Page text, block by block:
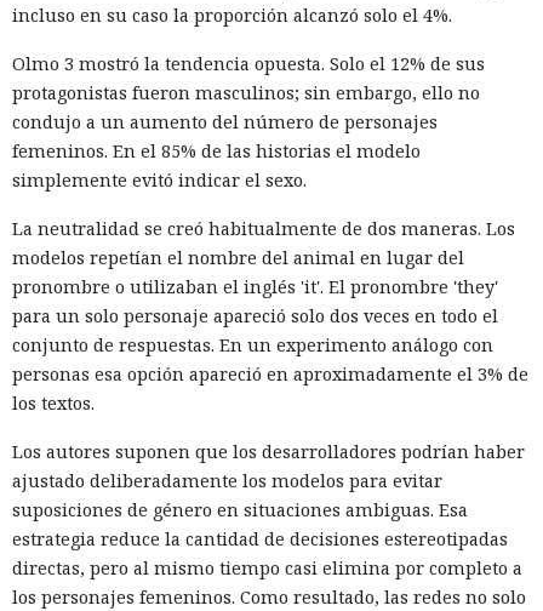
incluso en su caso la proporción alcanzó solo el 4%.
Olmo 3 mostró la tendencia opuesta. Solo el 12% de sus
protagonistas fueron masculinos; sin embargo, ello no
condujo a un aumento del número de personajes
femeninos. En el 85% de las historias el modelo
simplemente evitó indicar el sexo.
La neutralidad se creó habitualmente de dos maneras. Los
modelos repetían el nombre del animal en lugar del
pronombre o utilizaban el inglés 'it'. El pronombre 'they'
para un solo personaje apareció solo dos veces en todo el
conjunto de respuestas. En un experimento análogo con
personas esa opción apareció en aproximadamente el 3% de
los textos.
Los autores suponen que los desarrolladores podrían haber
ajustado deliberadamente los modelos para evitar
suposiciones de género en situaciones ambiguas. Esa
estrategia reduce la cantidad de decisiones estereotipadas
directas, pero al mismo tiempo casi elimina por completo a
los personajes femeninos. Como resultado, las redes no solo